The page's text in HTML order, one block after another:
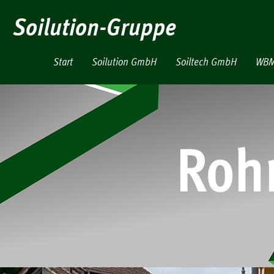
Soilution-Gruppe
Start Soilution GmbH Soiltech GmbH